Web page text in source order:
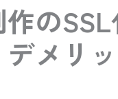
の
メリ